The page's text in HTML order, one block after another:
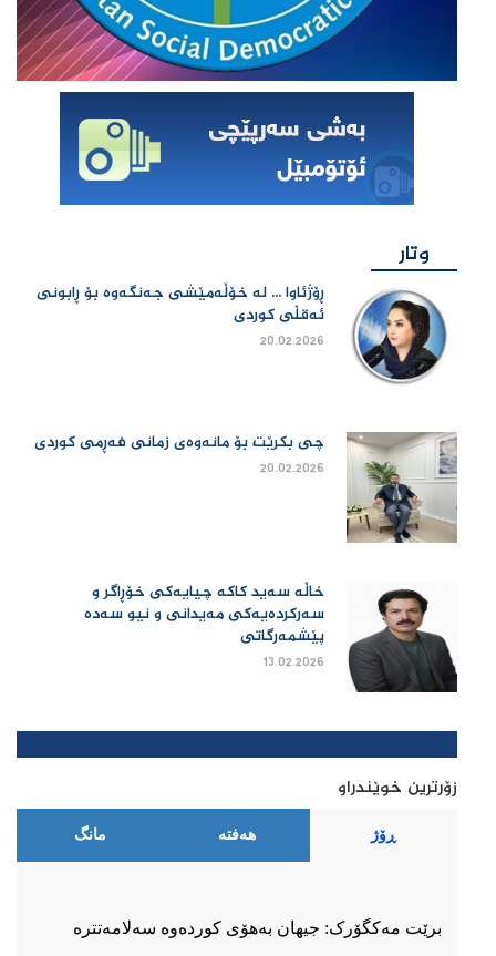
وتار
ڕۆژئاوا ... لە خۆڵەمێشی جەنگەوە بۆ ڕابونی
ئەقڵی کوردی
20.02.2026
چی بكرێت بۆ مانەوەی زمانی فەڕمی كوردی
20.02.2026
خاڵە سەید کاکە چیایەکی خۆڕاگر و
سەرکردەیەکی مەیدانی و نیو سەدە
پێشمەرگاتی
13.02.2026
زۆرترین خوێندراو
ڕۆژ هەفتە مانگ
برێت مەکگۆرک: جیهان بەهۆی کوردەوە سەلامەتترە